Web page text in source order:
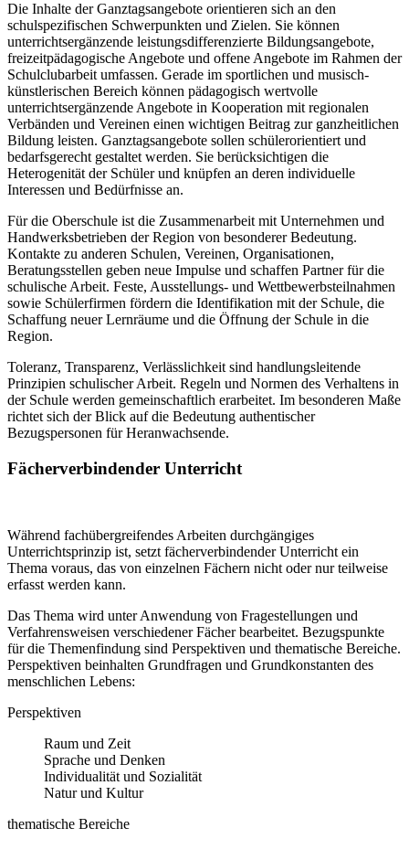
Die Inhalte der Ganztagsangebote orientieren sich an den
schulspezifischen Schwerpunkten und Zielen. Sie können
unterrichtsergänzende leistungsdifferenzierte Bildungsangebote,
freizeitpädagogische Angebote und offene Angebote im Rahmen der
Schulclubarbeit umfassen. Gerade im sportlichen und musisch-
künstlerischen Bereich können pädagogisch wertvolle
unterrichtsergänzende Angebote in Kooperation mit regionalen
Verbänden und Vereinen einen wichtigen Beitrag zur ganzheitlichen
Bildung leisten. Ganztagsangebote sollen schülerorientiert und
bedarfsgerecht gestaltet werden. Sie berücksichtigen die
Heterogenität der Schüler und knüpfen an deren individuelle
Interessen und Bedürfnisse an.
Für die Oberschule ist die Zusammenarbeit mit Unternehmen und
Handwerksbetrieben der Region von besonderer Bedeutung.
Kontakte zu anderen Schulen, Vereinen, Organisationen,
Beratungsstellen geben neue Impulse und schaffen Partner für die
schulische Arbeit. Feste, Ausstellungs- und Wettbewerbsteilnahmen
sowie Schülerfirmen fördern die Identifikation mit der Schule, die
Schaffung neuer Lernräume und die Öffnung der Schule in die
Region.
Toleranz, Transparenz, Verlässlichkeit sind handlungsleitende
Prinzipien schulischer Arbeit. Regeln und Normen des Verhaltens in
der Schule werden gemeinschaftlich erarbeitet. Im besonderen Maße
richtet sich der Blick auf die Bedeutung authentischer
Bezugspersonen für Heranwachsende.
Fächerverbindender Unterricht
Während fachübergreifendes Arbeiten durchgängiges
Unterrichtsprinzip ist, setzt fächerverbindender Unterricht ein
Thema voraus, das von einzelnen Fächern nicht oder nur teilweise
erfasst werden kann.
Das Thema wird unter Anwendung von Fragestellungen und
Verfahrensweisen verschiedener Fächer bearbeitet. Bezugspunkte
für die Themenfindung sind Perspektiven und thematische Bereiche.
Perspektiven beinhalten Grundfragen und Grundkonstanten des
menschlichen Lebens:
Perspektiven
Raum und Zeit
Sprache und Denken
Individualität und Sozialität
Natur und Kultur
thematische Bereiche